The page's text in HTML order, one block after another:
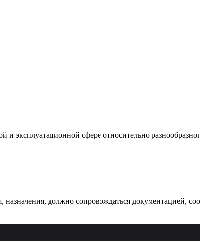
эксплуатационной сфере относительно
должно сопровождаться документацией,